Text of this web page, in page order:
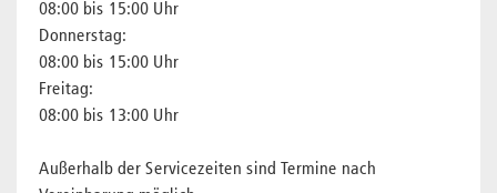
08:00 bis 15:00 Uhr
Donnerstag:
08:00 bis 15:00 Uhr
Freitag:
08:00 bis 13:00 Uhr
Außerhalb der Servicezeiten sind Termine nach